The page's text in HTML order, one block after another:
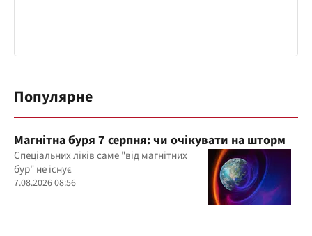
Популярне
Магнітна буря 7 серпня: чи очікувати на шторм
Спеціальних ліків саме "від магнітних
бур" не існує
7.08.2026 08:56